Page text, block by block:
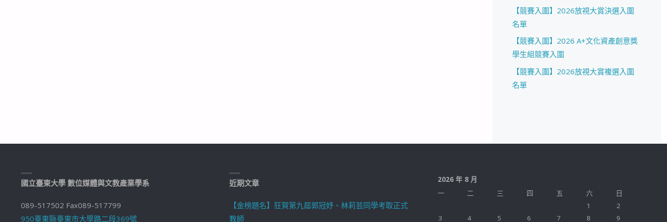
【競賽入圍】2026放視大賞決選入圍
名單
【競賽入圍】2026 A+文化資產創意獎
學生組競賽入圍
【競賽入圍】2026放視大賞複選入圍
名單
國立臺東大學 數位媒體與文教產業學系
089-517502 Fax089-517799
950臺東縣臺東市大學路二段369號
近期文章
【金榜題名】狂賀第九屆郭冠妤、林莉芸同學考取正式
教師
2026 年 8 月
一
二 三 四 五 六
日
1
2
3
4 5 6 7 8 9